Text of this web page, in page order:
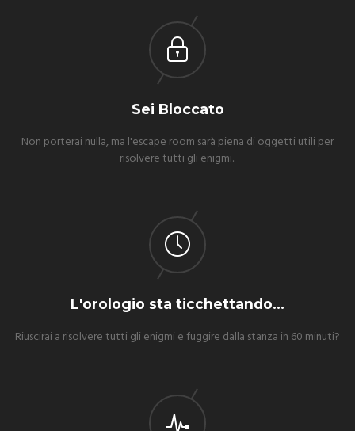
Sei Bloccato
Non porterai nulla, ma l'escape room sarà piena di oggetti utili per
risolvere tutti gli enigmi..
L'orologio sta ticchettando...
Riuscirai a risolvere tutti gli enigmi e fuggire dalla stanza in 60 minuti?